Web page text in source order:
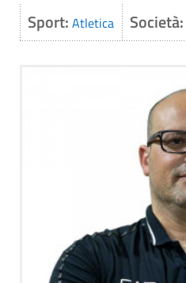
Sport: Atletica Società: